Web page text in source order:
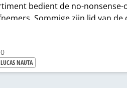
bedient de no-nonsense-
Sommige zijn lid van
LUCAS NAUTA